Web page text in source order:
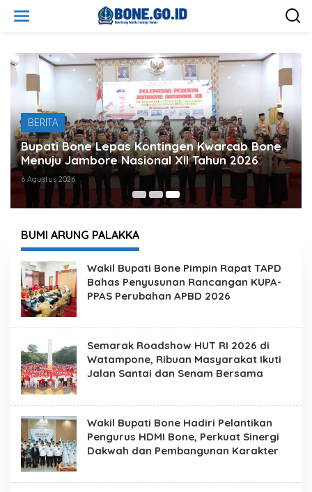
BERITA
Bupati Bone Lepas Kontingen Kwarcab Bone
Menuju Jambore Nasional XII Tahun 2026
6 Agustus 2026
BUMI ARUNG PALAKKA
W
e
b
s
i
R
e
s
m
i
m
e
r
i
n
Wakil Bupati Bone Pimpin Rapat TAPD
Bahas Penyusunan Rancangan KUPA-
PPAS Perubahan APBD 2026
Semarak Roadshow HUT RI 2026 di
Watampone, Ribuan Masyarakat Ikuti
Jalan Santai dan Senam Bersama
Wakil Bupati Bone Hadiri Pelantikan
Pengurus HDMI Bone, Perkuat Sinergi
Dakwah dan Pembangunan Karakter